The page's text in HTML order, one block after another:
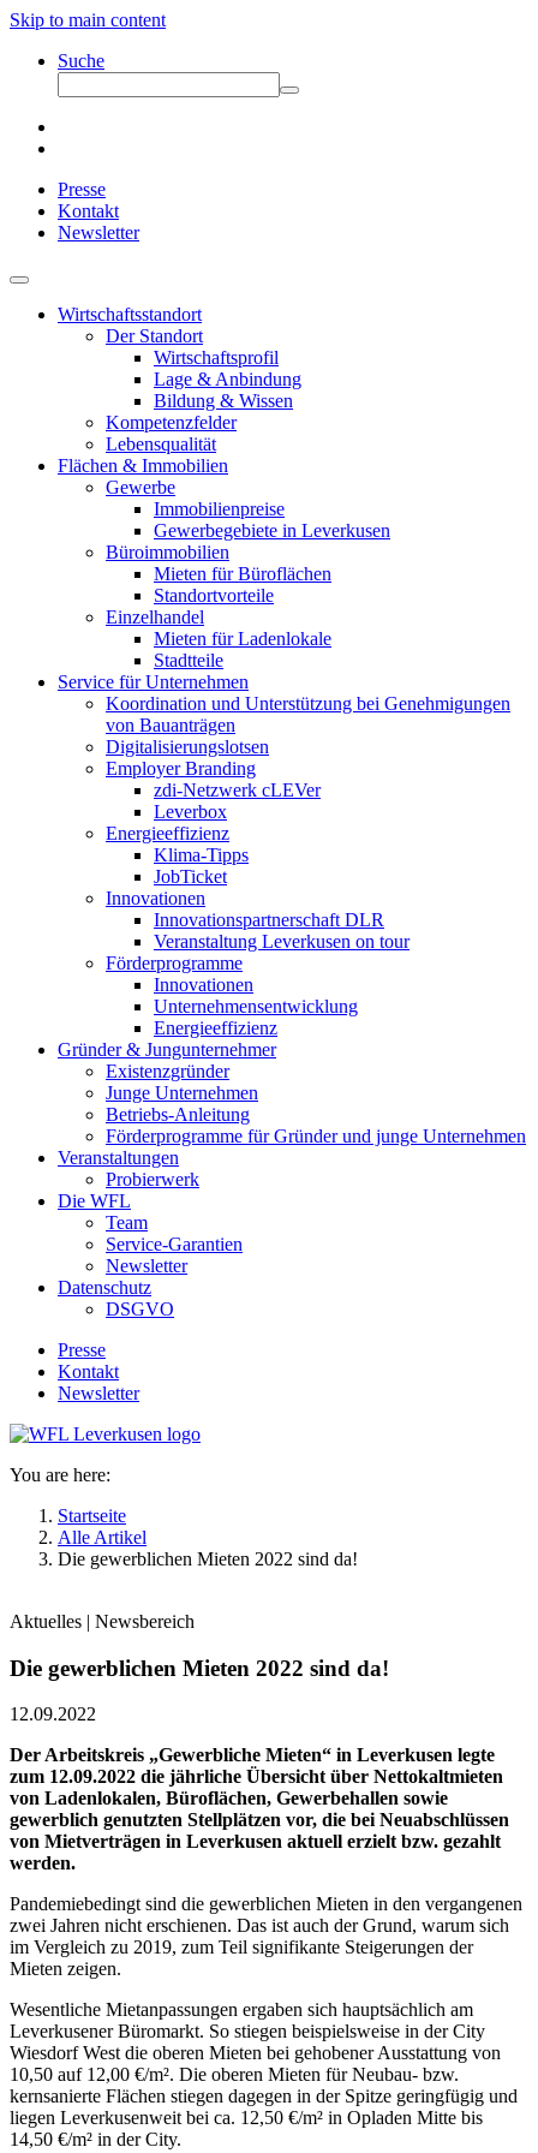
Skip to main content
Suche
Presse
Kontakt
Newsletter
Wirtschaftsstandort
Der Standort
Wirtschaftsprofil
Lage & Anbindung
Bildung & Wissen
Kompetenzfelder
Lebensqualität
Flächen & Immobilien
Gewerbe
Immobilienpreise
Gewerbegebiete in Leverkusen
Büroimmobilien
Mieten für Büroflächen
Standortvorteile
Einzelhandel
Mieten für Ladenlokale
Stadtteile
Service für Unternehmen
Koordination und Unterstützung bei Genehmigungen
von Bauanträgen
Digitalisierungslotsen
Employer Branding
zdi-Netzwerk cLEVer
Leverbox
Energieeffizienz
Klima-Tipps
JobTicket
Innovationen
Innovationspartnerschaft DLR
Veranstaltung Leverkusen on tour
Förderprogramme
Innovationen
Unternehmensentwicklung
Energieeffizienz
Gründer & Jungunternehmer
Existenzgründer
Junge Unternehmen
Betriebs-Anleitung
Förderprogramme für Gründer und junge Unternehmen
Veranstaltungen
Probierwerk
Die WFL
Team
Service-Garantien
Newsletter
Datenschutz
DSGVO
Presse
Kontakt
Newsletter
You are here:
Startseite
Alle Artikel
Die gewerblichen Mieten 2022 sind da!
Aktuelles | Newsbereich
Die gewerblichen Mieten 2022 sind da!
12.09.2022
Der Arbeitskreis „Gewerbliche Mieten“ in Leverkusen legte
zum 12.09.2022 die jährliche Übersicht über Nettokaltmieten
von Ladenlokalen, Büroflächen, Gewerbehallen sowie
gewerblich genutzten Stellplätzen vor, die bei Neuabschlüssen
von Mietverträgen in Leverkusen aktuell erzielt bzw. gezahlt
werden.
Pandemiebedingt sind die gewerblichen Mieten in den vergangenen
zwei Jahren nicht erschienen. Das ist auch der Grund, warum sich
im Vergleich zu 2019, zum Teil signifikante Steigerungen der
Mieten zeigen.
Wesentliche Mietanpassungen ergaben sich hauptsächlich am
Leverkusener Büromarkt. So stiegen beispielsweise in der City
Wiesdorf West die oberen Mieten bei gehobener Ausstattung von
10,50 auf 12,00 €/m². Die oberen Mieten für Neubau- bzw.
kernsanierte Flächen stiegen dagegen in der Spitze geringfügig und
liegen Leverkusenweit bei ca. 12,50 €/m² in Opladen Mitte bis
14,50 €/m² in der City.